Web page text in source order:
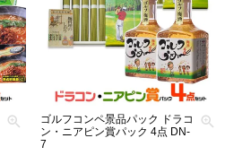
ゴルフコンペ景品パック ドラコ
ン・ニアピン賞パック 4点 DN-
7